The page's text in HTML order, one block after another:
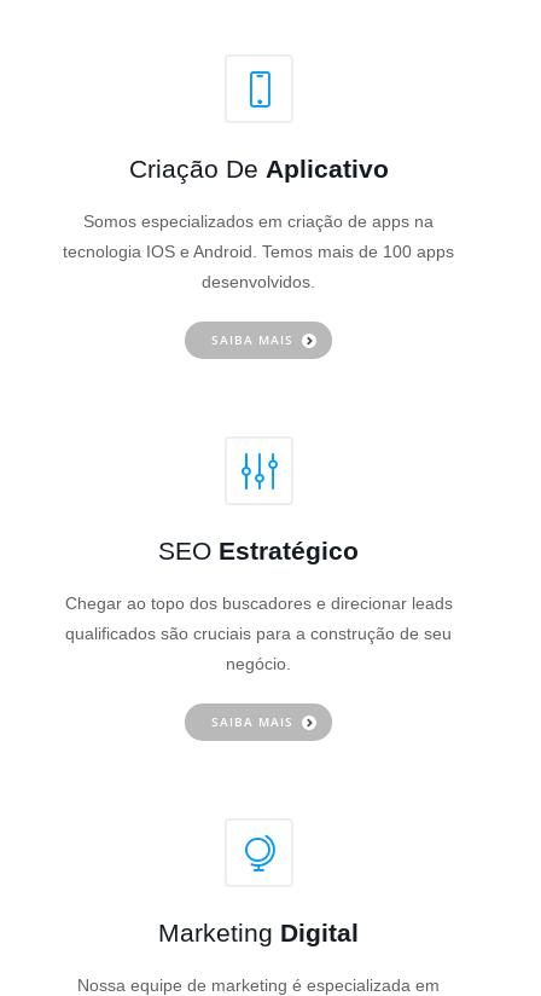
Criação De Aplicativo
Somos especializados em criação de apps na
tecnologia IOS e Android. Temos mais de 100 apps
desenvolvidos.
SAIBA MAIS
SEO Estratégico
Chegar ao topo dos buscadores e direcionar leads
qualificados são cruciais para a construção de seu
negócio.
SAIBA MAIS
Marketing Digital
Nossa equipe de marketing é especializada em